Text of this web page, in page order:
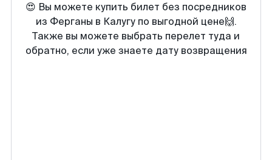
😍 Вы можете купить билет без посредников
из Ферганы в Калугу по выгодной цене🙌.
Также вы можете выбрать перелет туда и
обратно, если уже знаете дату возвращения